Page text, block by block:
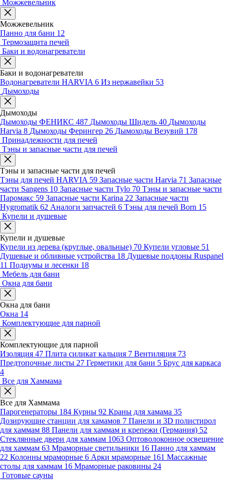
Можжевельник
Можжевельник
Панно для бани 12
Термозащита печей
Баки и водонагреватели
Баки и водонагреватели
Водонагреватели HARVIA 6 Из нержавейки 53
Дымоходы
Дымоходы
Дымоходы ФЕНИКС 487 Дымоходы Шидель 40 Дымоходы
Harvia 8 Дымоходы Ферингер 26 Дымоходы Везувий 178
Принадлежности для печей
Тэны и запасные части для печей
Тэны и запасные части для печей
Тэны для печей HARVIA 59 Запасные части Harvia 71 Запасные
части Sangens 10 Запасные части Tylo 70 Тэны и запасные части
Паромакс 59 Запасные части Karina 22 Запасные части
Hygromatik 62 Аналоги запчастей 6 Тэны для печей Born 15
Купели и душевые
Купели и душевые
Купели из дерева (круглые, овальные) 70 Купели угловые 51
Душевые и обливные устройства 18 Душевые поддоны Ruspanel
11 Подиумы и лесенки 18
Мебель для бани
Окна для бани
Окна для бани
Окна 14
Комплектующие для парной
Комплектующие для парной
Изоляция 47 Плита силикат кальция 7 Вентиляция 73
Предтопочные листы 27 Герметики для бани 5 Брус для каркаса
4
Все для Хаммама
Все для Хаммама
Парогенераторы 184 Курны 92 Краны для хамама 35
Дозирующие станции для хамамов 7 Панели и 3D полистирол
для хаммам 88 Панели для хаммам и крепежи (Германия) 52
Стеклянные двери для хаммам 1063 Оптоволоконное освещение
для хаммам 63 Мраморные светильники 16 Панно для хаммам
22 Колонны мраморные 6 Арки мраморные 161 Массажные
столы для хаммам 16 Мраморные раковины 24
Готовые сауны